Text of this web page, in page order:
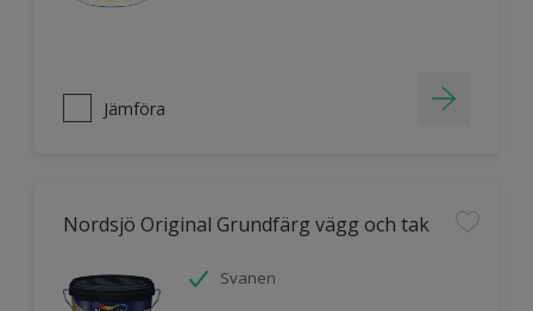
Jämföra
Nordsjö Original Grundfärg vägg och tak
Svanen